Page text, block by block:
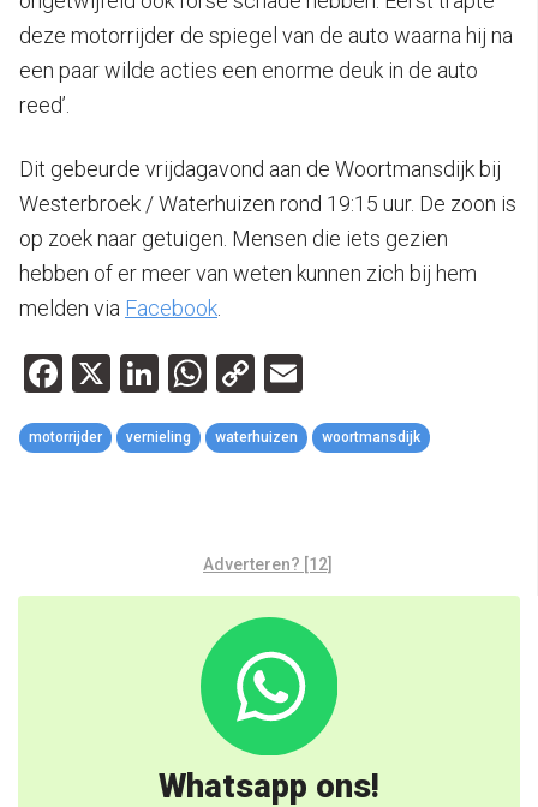
deze motorrijder de spiegel van de auto waarna hij na
een paar wilde acties een enorme deuk in de auto
reed’.
Dit gebeurde vrijdagavond aan de Woortmansdijk bij
Westerbroek / Waterhuizen rond 19:15 uur. De zoon is
op zoek naar getuigen. Mensen die iets gezien
hebben of er meer van weten kunnen zich bij hem
melden via Facebook.
Facebook
X LinkedIn
WhatsApp
Copy
Link
motorrijder vernieling waterhuizen woortmansdijk
Adverteren? [12]
Whatsapp ons!